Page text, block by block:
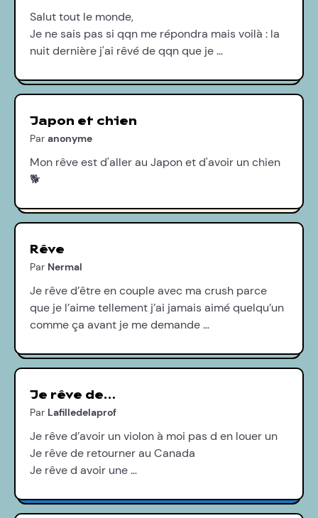
Salut tout le monde,
Je ne sais pas si qqn me répondra mais voilà : la
nuit dernière j'ai rêvé de qqn que je …
Japon et chien
Par anonyme
Mon rêve est d'aller au Japon et d'avoir un chien
🐕
Rêve
Par Nermal
Je rêve d’être en couple avec ma crush parce
que je l’aime tellement j’ai jamais aimé quelqu’un
comme ça avant je me demande …
Je rêve de…
Par Lafilledelaprof
Je rêve d’avoir un violon à moi pas d en louer un
Je rêve de retourner au Canada
Je rêve d avoir une …